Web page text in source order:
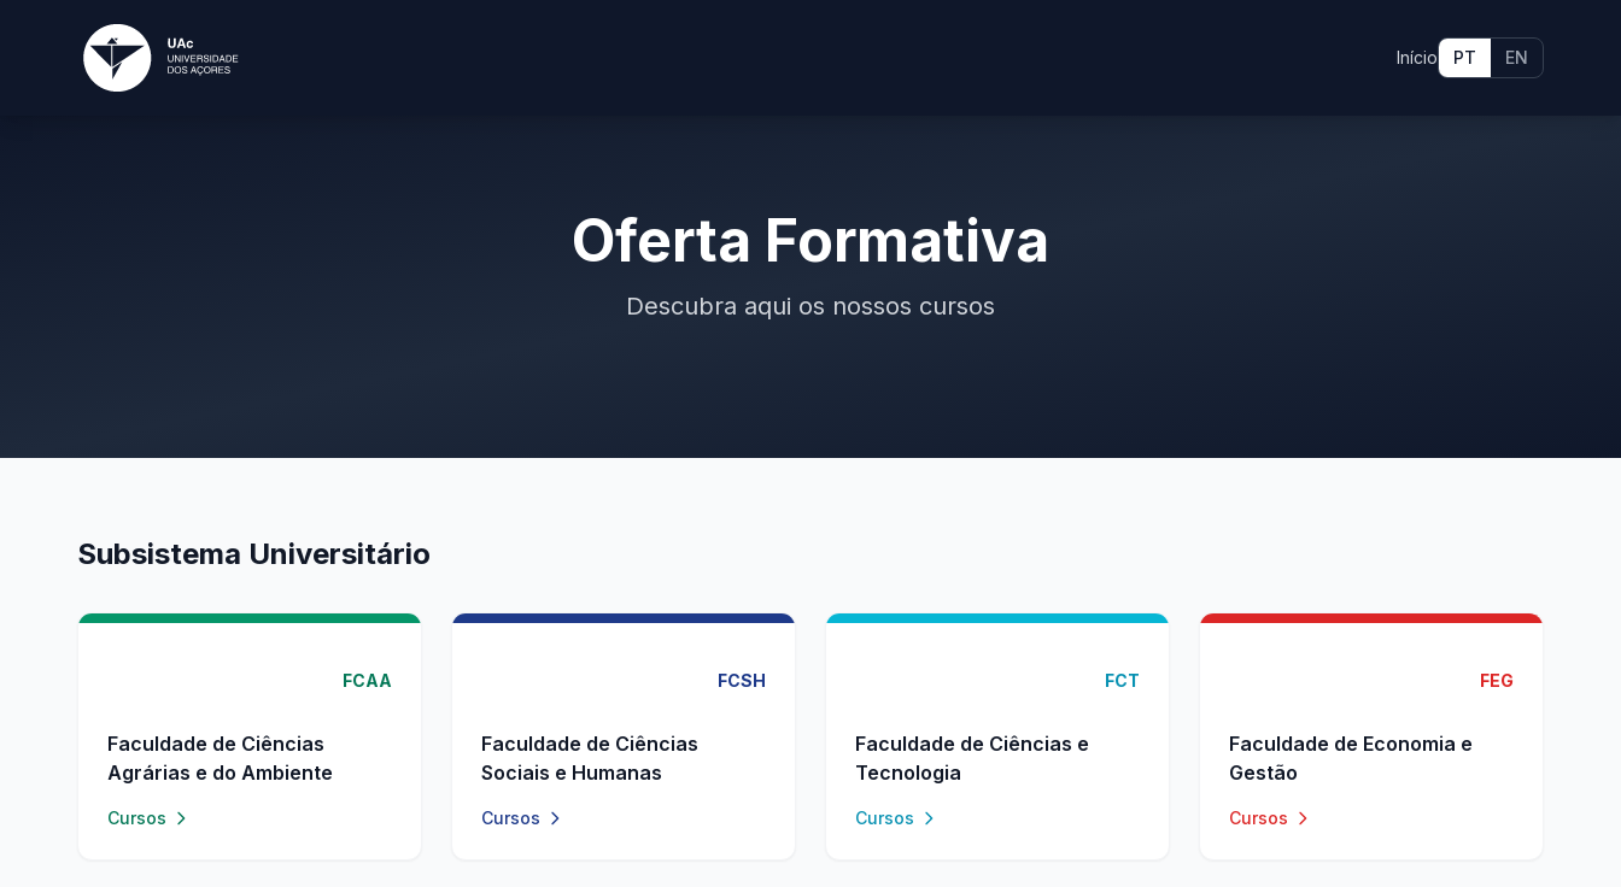
Início PT EN
Oferta Formativa
Descubra aqui os nossos cursos
Subsistema Universitário
FCAA
Faculdade de Ciências
Agrárias e do Ambiente
Cursos
FCSH
Faculdade de Ciências
Sociais e Humanas
Cursos
FCT
Faculdade de Ciências e
Tecnologia
Cursos
FEG
Faculdade de Economia e
Gestão
Cursos